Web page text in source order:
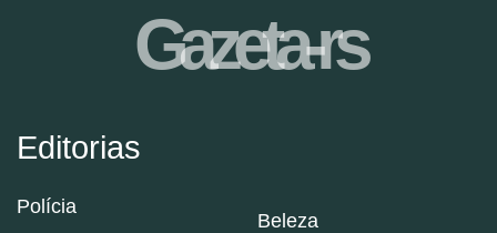
Editorias
Polícia
Beleza
Gazeta-rs